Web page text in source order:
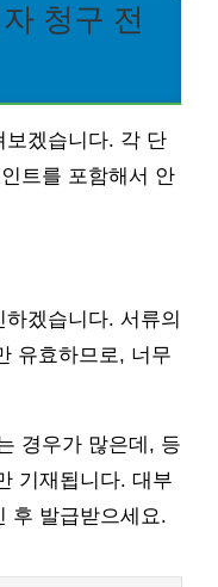
청구 전
보겠습니다. 각 단
트를 포함해서 안
겠습니다. 서류의
유효하므로, 너무
경우가 많은데, 등
기재됩니다. 대부
후 발급받으세요.